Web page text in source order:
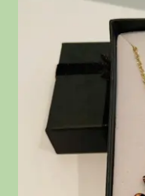
Informations pratiques
Contact